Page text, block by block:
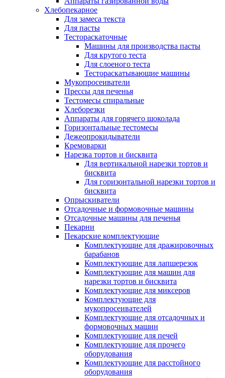
Хлебопекарное
Для замеса текста
Для пасты
Тестораскаточные
Машины для производства пасты
Для крутого теста
Для слоеного теста
Тестораскатывающие машины
Мукопросеиватели
Прессы для печенья
Тестомесы спиральные
Хлеборезки
Аппараты для горячего шоколада
Горизонтальные тестомесы
Дежеопрокидыватели
Кремоварки
Нарезка тортов и бисквита
Для вертикальной нарезки тортов и
бисквита
Для горизонтальной нарезки тортов и
бисквита
Опрыскиватели
Отсадочные и формовочные машины
Отсадочные машины для печенья
Пекарни
Пекарские комплектующие
Комплектующие для дражировочных
барабанов
Комплектующие для лапшерезок
Комплектующие для машин для
нарезки тортов и бисквита
Комплектующие для миксеров
Комплектующие для
мукопросеивателей
Комплектующие для отсадочных и
формовочных машин
Комплектующие для печей
Комплектующие для прочего
оборудования
Комплектующие для расстойного
оборудования